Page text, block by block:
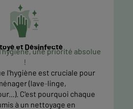
et Désinfecté
une priorité absolue
!
l'hygiène est cruciale pour
(lave-linge,
C'est pourquoi chaque
à un nettoyage en